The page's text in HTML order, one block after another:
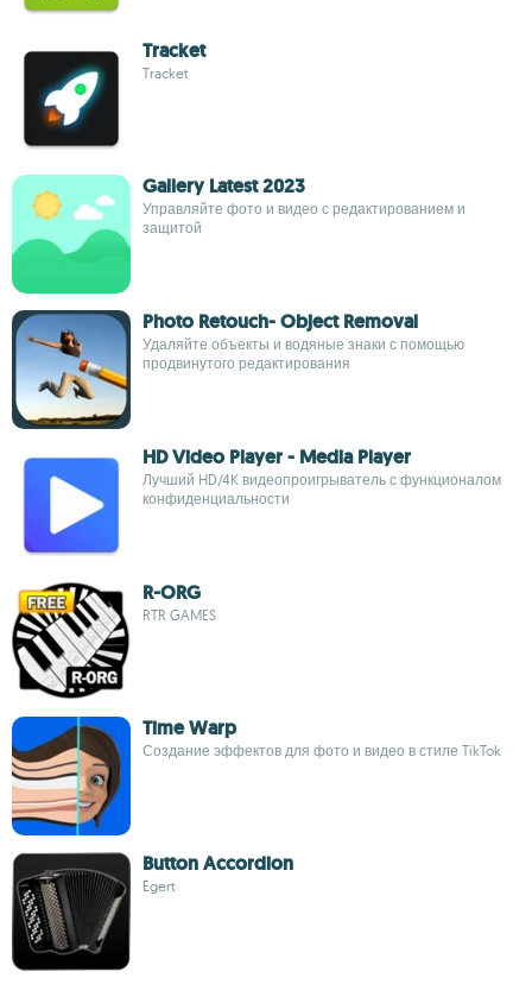
Tracket
Tracket
Gallery Latest 2023
Управляйте фото и видео с редактированием и
защитой
Photo Retouch- Object Removal
Удаляйте объекты и водяные знаки с помощью
продвинутого редактирования
HD Video Player - Media Player
Лучший HD/4K видеопроигрыватель с функционалом
конфиденциальности
R-ORG
RTR GAMES
Time Warp
Создание эффектов для фото и видео в стиле TikTok
Button Accordion
Egert